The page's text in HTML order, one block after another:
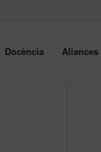
Docència Aliances